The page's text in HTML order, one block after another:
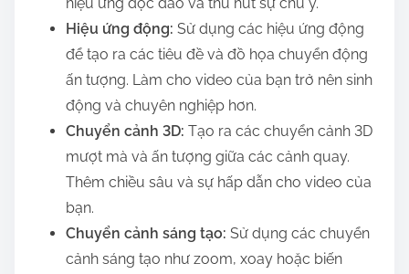
Hiệu ứng động: Sử dụng các hiệu ứng động
để tạo ra các tiêu đề và đồ họa chuyển động
ấn tượng. Làm cho video của bạn trở nên sinh
động và chuyên nghiệp hơn.
Chuyển cảnh 3D: Tạo ra các chuyển cảnh 3D
mượt mà và ấn tượng giữa các cảnh quay.
Thêm chiều sâu và sự hấp dẫn cho video của
bạn.
Chuyển cảnh sáng tạo: Sử dụng các chuyển
cảnh sáng tạo như zoom, xoay hoặc biến